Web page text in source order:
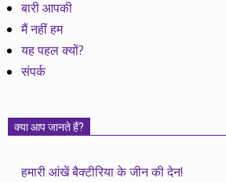
बारी आपकी
मैं नहीं हम
यह पहल क्यों?
संपर्क
क्या आप जानते हैं?
हमारी आंखें बैक्टीरिया के जीन की देन!